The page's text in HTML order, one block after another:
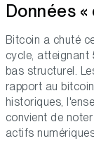
Données «
Bitcoin a chuté
cycle, atteignant
bas structurel.
rapport au
historiques,
convient de
actifs